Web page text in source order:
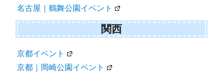
名古屋｜鶴舞公園イベント
関西
京都イベント
京都｜岡崎公園イベント